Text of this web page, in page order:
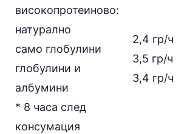
високопротеиново:
натурално
само глобулини
глобулини и
албумини
* 8 часа след
консумация
2,4 гр/ч
3,5 гр/ч
3,4 гр/ч